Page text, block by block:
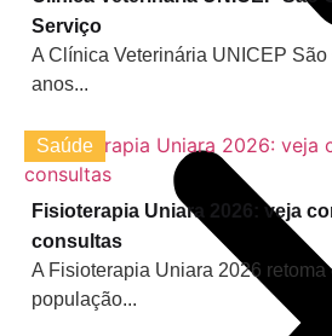
Serviço
A Clínica Veterinária UNICEP
anos...
Saúde
Fisioterapia Uniara 2026: veja
consultas
A Fisioterapia Uniara 2026 retoma
população...